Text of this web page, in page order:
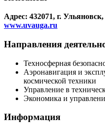
Адрес: 432071, г.
www.uvauga.ru
Направления
Техносферная
Аэронавигация и
космической техники
Управление в
Экономика и
Информация